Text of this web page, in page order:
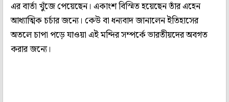
এর বার্তা খুঁজে পেয়েছেন। একাংশ বিস্মিত হয়েছেন তাঁর এহেন
আধ্যাত্মিক চর্চার জন্যে। কেউ বা ধন্যবাদ জানালেন ইতিহাসের
অতলে চাপা পড়ে যাওয়া এই মন্দির সম্পর্কে ভারতীয়দের অবগত
করার জন্যে।